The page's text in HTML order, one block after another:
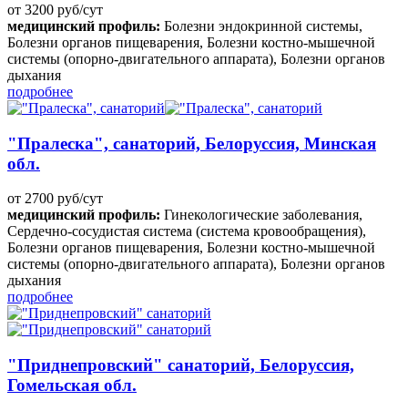
от 3200 руб/сут
медицинский профиль: Болезни эндокринной системы,
Болезни органов пищеварения, Болезни костно-мышечной
системы (опорно-двигательного аппарата), Болезни органов
дыхания
подробнее
"Пралеска", санаторий, Белоруссия, Минская
обл.
от 2700 руб/сут
медицинский профиль: Гинекологические заболевания,
Сердечно-сосудистая система (система кровообращения),
Болезни органов пищеварения, Болезни костно-мышечной
системы (опорно-двигательного аппарата), Болезни органов
дыхания
подробнее
"Приднепровский" санаторий, Белоруссия,
Гомельская обл.